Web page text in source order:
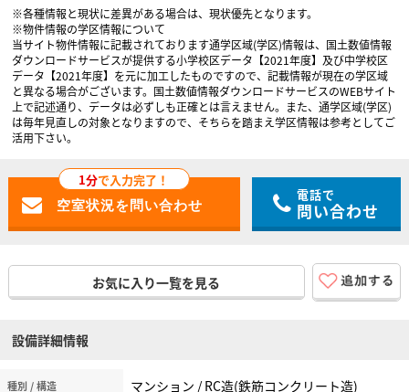
※各種情報と現状に差異がある場合は、現状優先となります。
※物件情報の学区情報について
当サイト物件情報に記載されております通学区域(学区)情報は、国土数値情報
ダウンロードサービスが提供する小学校区データ【2021年度】及び中学校区
データ【2021年度】を元に加工したものですので、記載情報が現在の学区域
と異なる場合がございます。国土数値情報ダウンロードサービスのWEBサイト
上で記述通り、データは必ずしも正確とは言えません。また、通学区域(学区)
は毎年見直しの対象となりますので、そちらを踏まえ学区情報は参考としてご
活用下さい。
1分で入力完了！
電話で
問い合わせ
お気に入り一覧を見る
設備詳細情報
種別 / 構造 マンション / RC造(鉄筋コンクリート造)